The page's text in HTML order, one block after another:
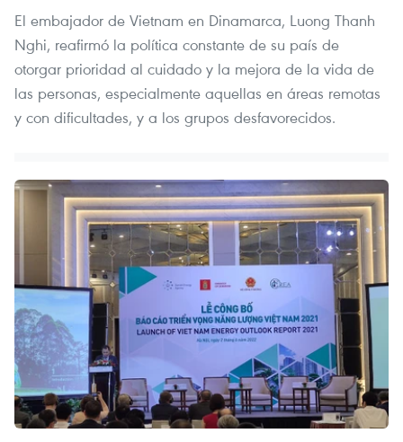
El embajador de Vietnam en Dinamarca, Luong Thanh
Nghi, reafirmó la política constante de su país de
otorgar prioridad al cuidado y la mejora de la vida de
las personas, especialmente aquellas en áreas remotas
y con dificultades, y a los grupos desfavorecidos.